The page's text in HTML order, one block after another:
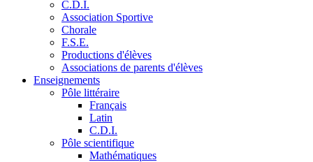
C.D.I.
Association Sportive
Chorale
F.S.E.
Productions d'élèves
Associations de parents d'élèves
Enseignements
Pôle littéraire
Français
Latin
C.D.I.
Pôle scientifique
Mathématiques